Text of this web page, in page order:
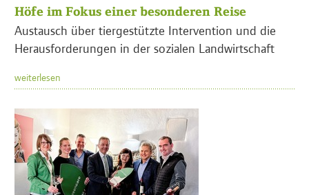
Höfe im Fokus einer besonderen Reise
Austausch über tiergestützte Intervention und die
Herausforderungen in der sozialen Landwirtschaft
weiterlesen